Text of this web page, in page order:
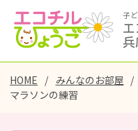
子
兵
HOME みんなのお部屋
マラソンの練習